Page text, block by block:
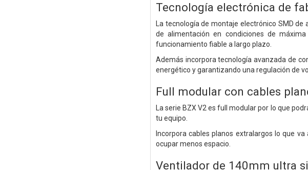
Tecnología electrónica de
La tecnología de montaje electrónico SMD
de alimentación en condiciones de
funcionamiento fiable a largo plazo.
Además incorpora tecnología avanzada de
energético y garantizando una regulación de
Full modular con cables
La serie BZX V2 es full modular por lo que
tu equipo.
Incorpora cables planos extralargos lo que
ocupar menos espacio.
Ventilador de 140mm ultra